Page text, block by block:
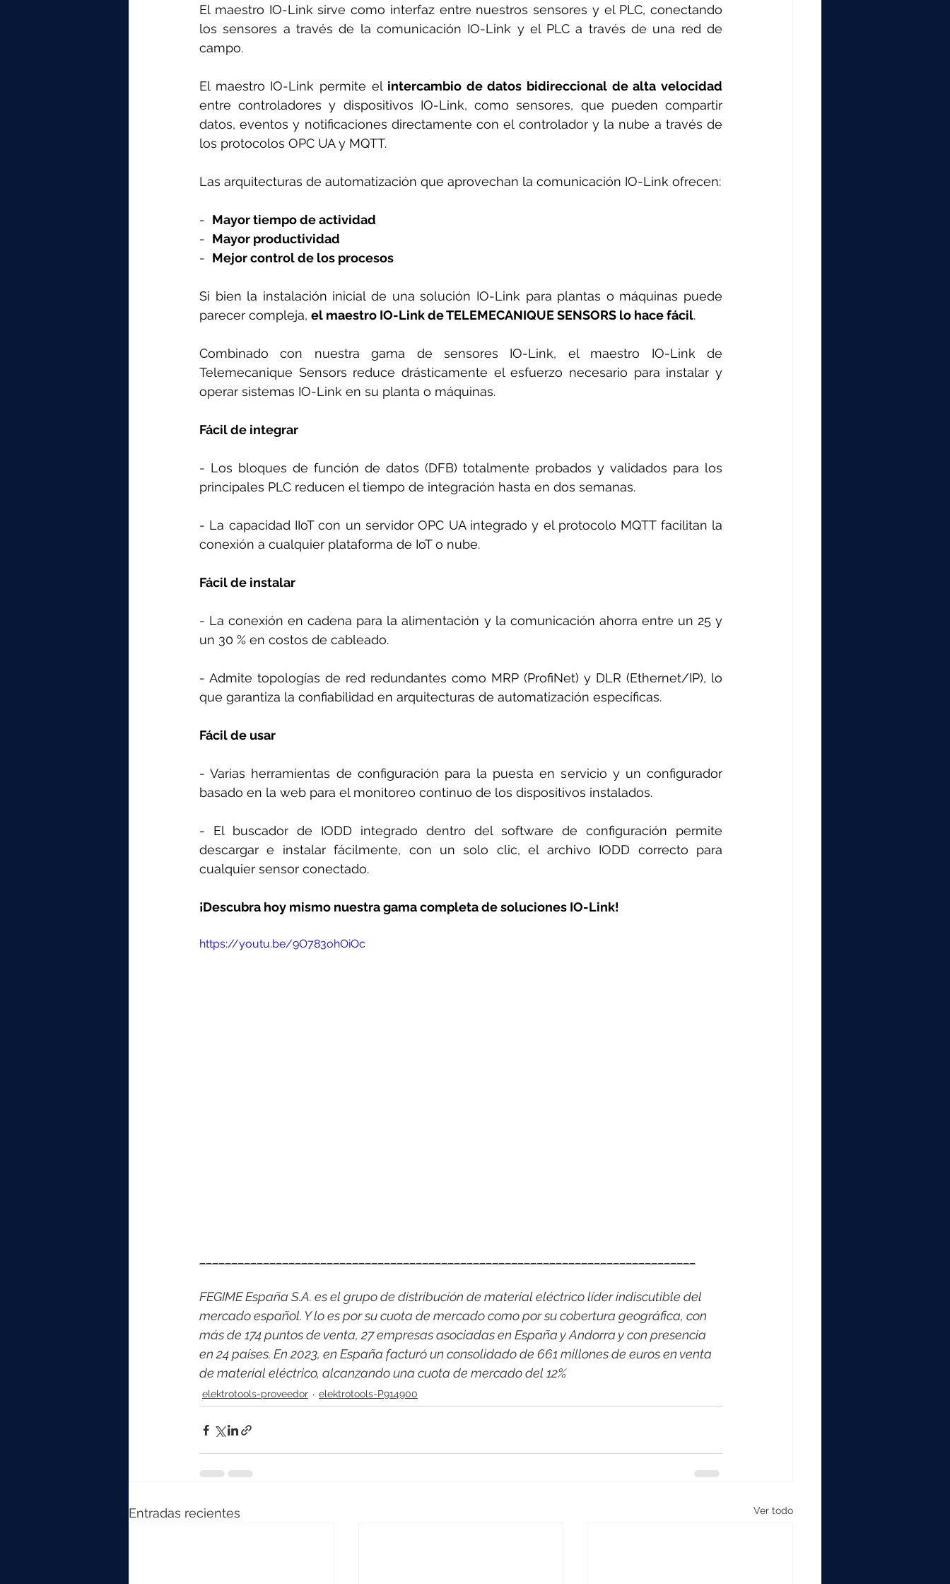
elektrotools-P065000
elektrotools-P052000 elektrotools-P01961 elektrotools-P064000
El maestro IO-Link sirve como interfaz entre nuestros sensores y el PLC, conectando
los sensores a través de la comunicación IO-Link y el PLC a través de una red de
campo.
El maestro IO-Link permite el intercambio de datos bidireccional de alta velocidad
entre controladores y dispositivos IO-Link, como sensores, que pueden compartir
datos, eventos y notificaciones directamente con el controlador y la nube a través de
los protocolos OPC UA y MQTT.
Las arquitecturas de automatización que aprovechan la comunicación IO-Link ofrecen:
- Mayor tiempo de actividad
- Mayor productividad
- Mejor control de los procesos
Si bien la instalación inicial de una solución IO-Link para plantas o máquinas puede
parecer compleja, el maestro IO-Link de TELEMECANIQUE SENSORS lo hace fácil.
Combinado con nuestra gama de sensores IO-Link, el maestro IO-Link de
Telemecanique Sensors reduce drásticamente el esfuerzo necesario para instalar y
operar sistemas IO-Link en su planta o máquinas.
Fácil de integrar
- Los bloques de función de datos (DFB) totalmente probados y validados para los
principales PLC reducen el tiempo de integración hasta en dos semanas.
- La capacidad IIoT con un servidor OPC UA integrado y el protocolo MQTT facilitan la
conexión a cualquier plataforma de IoT o nube.
Fácil de instalar
- La conexión en cadena para la alimentación y la comunicación ahorra entre un 25 y
un 30 % en costos de cableado.
- Admite topologías de red redundantes como MRP (ProfiNet) y DLR (Ethernet/IP), lo
que garantiza la confiabilidad en arquitecturas de automatización específicas.
Fácil de usar
- Varias herramientas de configuración para la puesta en servicio y un configurador
basado en la web para el monitoreo continuo de los dispositivos instalados.
- El buscador de IODD integrado dentro del software de configuración permite
descargar e instalar fácilmente, con un solo clic, el archivo IODD correcto para
cualquier sensor conectado.
¡Descubra hoy mismo nuestra gama completa de soluciones IO-Link!
https://youtu.be/9O783ohOiOc
FEGIME España S.A. es el grupo de distribución de material eléctrico líder indiscutible del
mercado español. Y lo es por su cuota de mercado como por su cobertura geográfica, con
más de 174 puntos de venta, 27 empresas asociadas en España y Andorra y con presencia
en 24 países. En 2023, en España facturó un consolidado de 661 millones de euros en venta
de material eléctrico, alcanzando una cuota de mercado del 12%
elektrotools-proveedor elektrotools-P914900
Entradas recientes Ver todo